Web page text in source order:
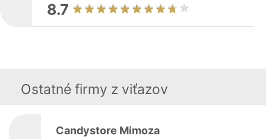
8.7
Ostatné firmy z viťazov
Candystore Mimoza